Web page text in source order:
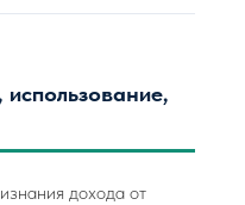
дохода от